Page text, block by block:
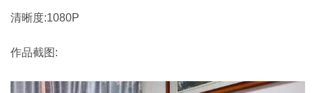
清晰度:1080P
作品截图: